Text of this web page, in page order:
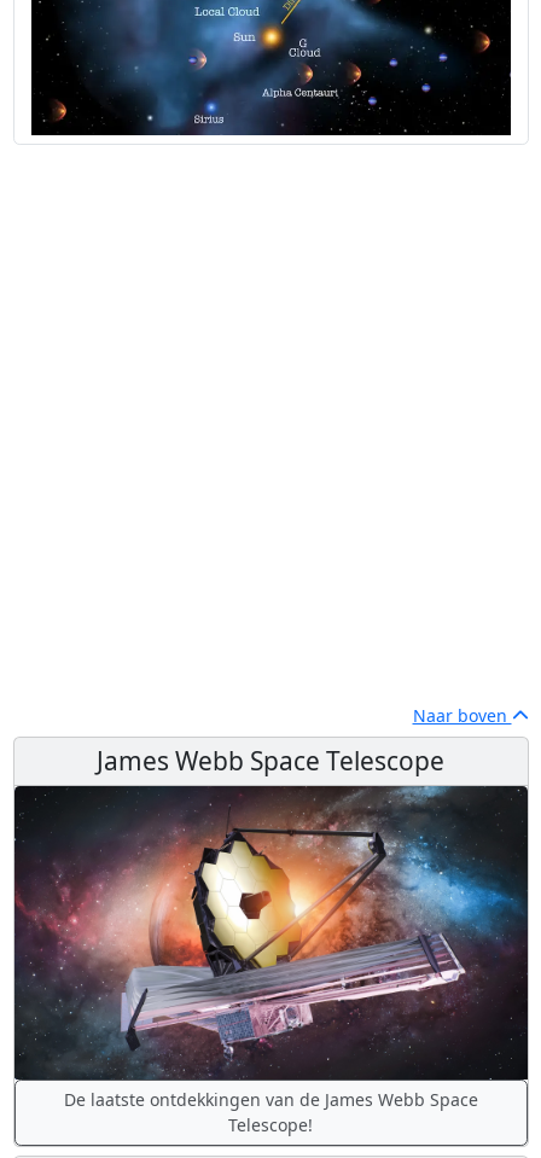
Naar boven
James Webb Space Telescope
De laatste ontdekkingen van de James Webb Space
Telescope!